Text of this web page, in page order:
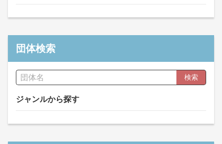
団体検索
検索
ジャンルから探す